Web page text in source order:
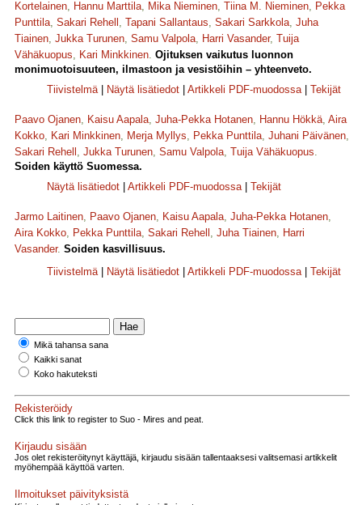
Kortelainen, Hannu Marttila, Mika Nieminen, Tiina M. Nieminen, Pekka
Punttila, Sakari Rehell , Tapani Sallantaus, Sakari Sarkkola, Juha
Tiainen, Jukka Turunen, Samu Valpola, Harri Vasander, Tuija
Vähäkuopus, Kari Minkkinen. Ojituksen vaikutus luonnon
monimuotoisuuteen, ilmastoon ja vesistöihin – yhteenveto.
Tiivistelmä| Näytä lisätiedot Artikkeli PDF-muodossa| Tekijät
Paavo Ojanen, Kaisu Aapala, Juha-Pekka Hotanen, Hannu Hökkä, Aira
Kokko, Kari Minkkinen, Merja Myllys, Pekka Punttila, Juhani Päivänen,
Sakari Rehell , Jukka Turunen, Samu Valpola, Tuija Vähäkuopus.
Soiden käyttö Suomessa.
Näytä lisätiedot
Artikkeli PDF-muodossa| Tekijät
Jarmo Laitinen, Paavo Ojanen, Kaisu Aapala, Juha-Pekka Hotanen,
Aira Kokko, Pekka Punttila, Sakari Rehell , Juha Tiainen, Harri
Vasander. Soiden kasvillisuus.
Tiivistelmä| Näytä lisätiedot Artikkeli PDF-muodossa| Tekijät
Mikä tahansa sana
Kaikki sanat
Koko hakuteksti
Rekisteröidy
Click this link to register to Suo - Mires and peat.
Kirjaudu sisään
Jos olet rekisteröitynyt käyttäjä, kirjaudu sisään tallentaaksesi valitsemasi artikkelit
myöhempää käyttöä varten.
Ilmoitukset päivityksistä